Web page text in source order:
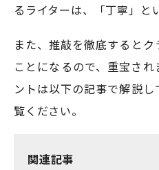
るライターは、「丁寧」と
また、推敲を徹底すると
ことになるので、重宝さ
ントは以下の記事で解説
覧ください。
関連記事